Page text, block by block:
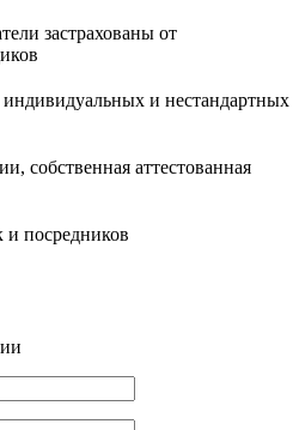
застрахованы от
и нестандартных
собственная аттестованная
и посредников